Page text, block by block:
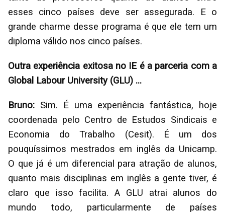
esses cinco países deve ser assegurada. E o
grande charme desse programa é que ele tem um
diploma válido nos cinco países.
Outra experiência exitosa no IE é a parceria com a
Global Labour University (GLU) ...
Bruno: Sim. É uma experiência fantástica, hoje
coordenada pelo Centro de Estudos Sindicais e
Economia do Trabalho (Cesit). É um dos
pouquíssimos mestrados em inglês da Unicamp.
O que já é um diferencial para atração de alunos,
quanto mais disciplinas em inglês a gente tiver, é
claro que isso facilita. A GLU atrai alunos do
mundo todo, particularmente de países